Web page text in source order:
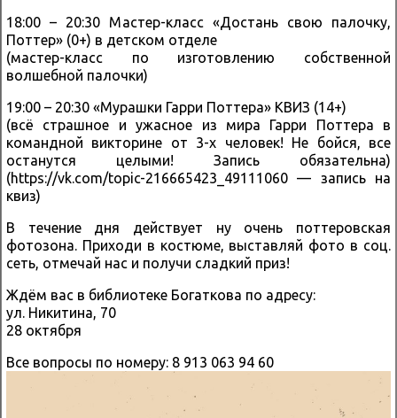
18:00 – 20:30 Мастер-класс «Достань свою палочку,
Поттер» (0+) в детском отделе
(мастер-класс по изготовлению собственной
волшебной палочки)
19:00 – 20:30 «Мурашки Гарри Поттера» КВИЗ (14+)
(всё страшное и ужасное из мира Гарри Поттера в
командной викторине от 3-х человек! Не бойся, все
останутся целыми! Запись обязательна)
(https://vk.com/topic-216665423_49111060 — запись на
квиз)
В течение дня действует ну очень поттеровская
фотозона. Приходи в костюме, выставляй фото в соц.
сеть, отмечай нас и получи сладкий приз!
Ждём вас в библиотеке Богаткова по адресу:
ул. Никитина, 70
28 октября
Все вопросы по номеру: 8 913 063 94 60